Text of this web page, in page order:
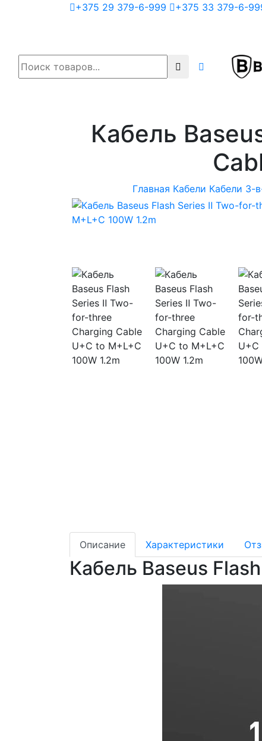
+375 29 379-6-999 +375 33 379-6-
Кабель
Главная Кабели Кабели 3-
Описание Характеристики
Кабель Baseus